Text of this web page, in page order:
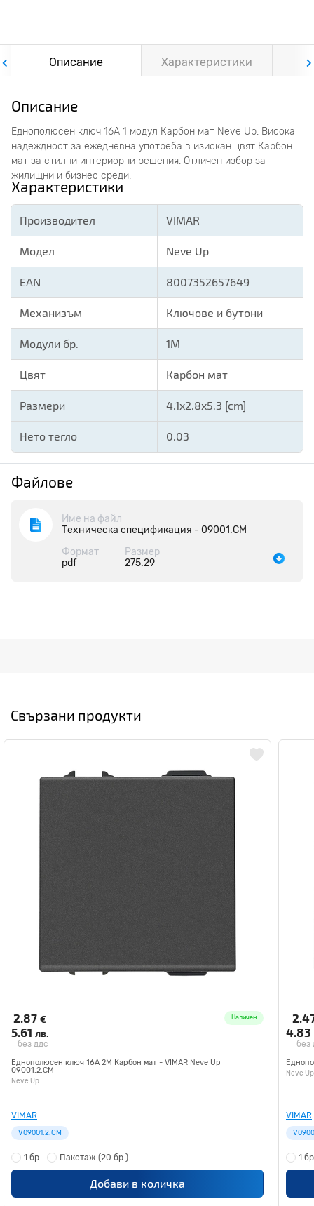
Описание Характеристики
Описание
Еднополюсен ключ 16A 1 модул Карбон мат Neve Up. Висока
надеждност за ежедневна употреба в изискан цвят Карбон
мат за стилни интериорни решения. Отличен избор за
жилищни и бизнес среди.
Характеристики
Производител VIMAR
Модел Neve Up
EAN 8007352657649
Механизъм Ключове и бутони
Модули бр. 1M
Цвят Карбон мат
Размери 4.1x2.8x5.3 [cm]
Нето тегло 0.03
Файлове
Име на файл
Техническа спецификация - 09001.CM
Формат
pdf
Размер
275.29
Свързани продукти
2.87 €
5.61 лв.
без ддс
Наличен
Еднополюсен ключ 16A 2M Карбон мат - VIMAR Neve Up
09001.2.CM
Neve Up
VIMAR
V09001.2.CM
1 бр. Пакетаж (20 бр.)
Добави в количка
4.83
без
Neve Up
VIMAR
1